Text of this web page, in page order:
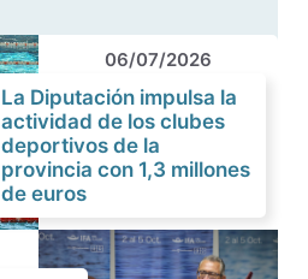
06/07/2026
La Diputación impulsa la
actividad de los clubes
deportivos de la
provincia con 1,3 millones
de euros